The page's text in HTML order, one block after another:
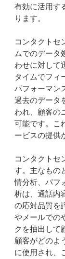
有効に活用す
ります。
コンタクトセ
ムでのデータ
わせに対して
タイムでフィ
パフォーマン
過去のデータ
われ、顧客の
可能です。こ
ービスの提供
コンタクトセ
す。主なもの
情分析、パフ
析は、通話内
の応対品質を
やメールでの
クを抽出して
顧客がどのよ
に使用され、